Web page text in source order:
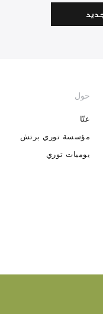
حول
عنّا
مؤسسة توري برتش
يوميات توري